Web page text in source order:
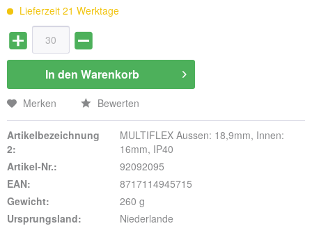
Lieferzeit 21 Werktage
In den Warenkorb
Merken Bewerten
Artikelbezeichnung
2:
MULTIFLEX Aussen: 18,9mm, Innen:
16mm, IP40
Artikel-Nr.:
92092095
EAN:
8717114945715
Gewicht:
260 g
Ursprungsland:
Niederlande